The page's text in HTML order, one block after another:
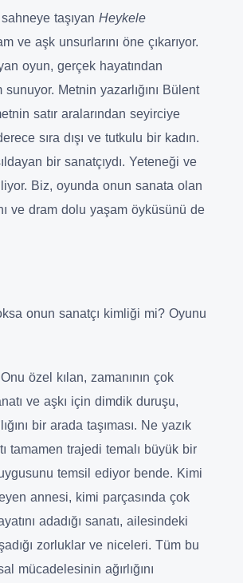
taşıyan Heykele
aşk unsurlarını öne çıkarıyor.
oyun, gerçek hayatından
Metnin yazarlığını Bülent
satır aralarından seyirciye
sıra dışı ve tutkulu bir kadın.
bir sanatçıydı. Yeteneği ve
Biz, oyunda onun sanata olan
ve dram dolu yaşam öyküsünü de
onun sanatçı kimliği mi? Oyunu
özel kılan, zamanının çok
ve aşkı için dimdik duruşu,
bir arada taşıması. Ne yazık
tamamen trajedi temalı büyük bir
temsil ediyor bende. Kimi
annesi, kimi parçasında çok
adadığı sanatı, ailesindeki
zorluklar ve niceleri. Tüm bu
mücadelesinin ağırlığını